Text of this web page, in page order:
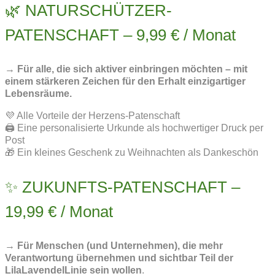
🌿 NATURSCHÜTZER-
PATENSCHAFT – 9,99 € / Monat
→ Für alle, die sich aktiver einbringen möchten – mit
einem stärkeren Zeichen für den Erhalt einzigartiger
Lebensräume.
💜 Alle Vorteile der Herzens-Patenschaft
🖨️ Eine personalisierte Urkunde als hochwertiger Druck per
Post
🎁 Ein kleines Geschenk zu Weihnachten als Dankeschön
✨ ZUKUNFTS-PATENSCHAFT –
19,99 € / Monat
→ Für Menschen (und Unternehmen), die mehr
Verantwortung übernehmen und sichtbar Teil der
LilaLavendelLinie sein wollen.